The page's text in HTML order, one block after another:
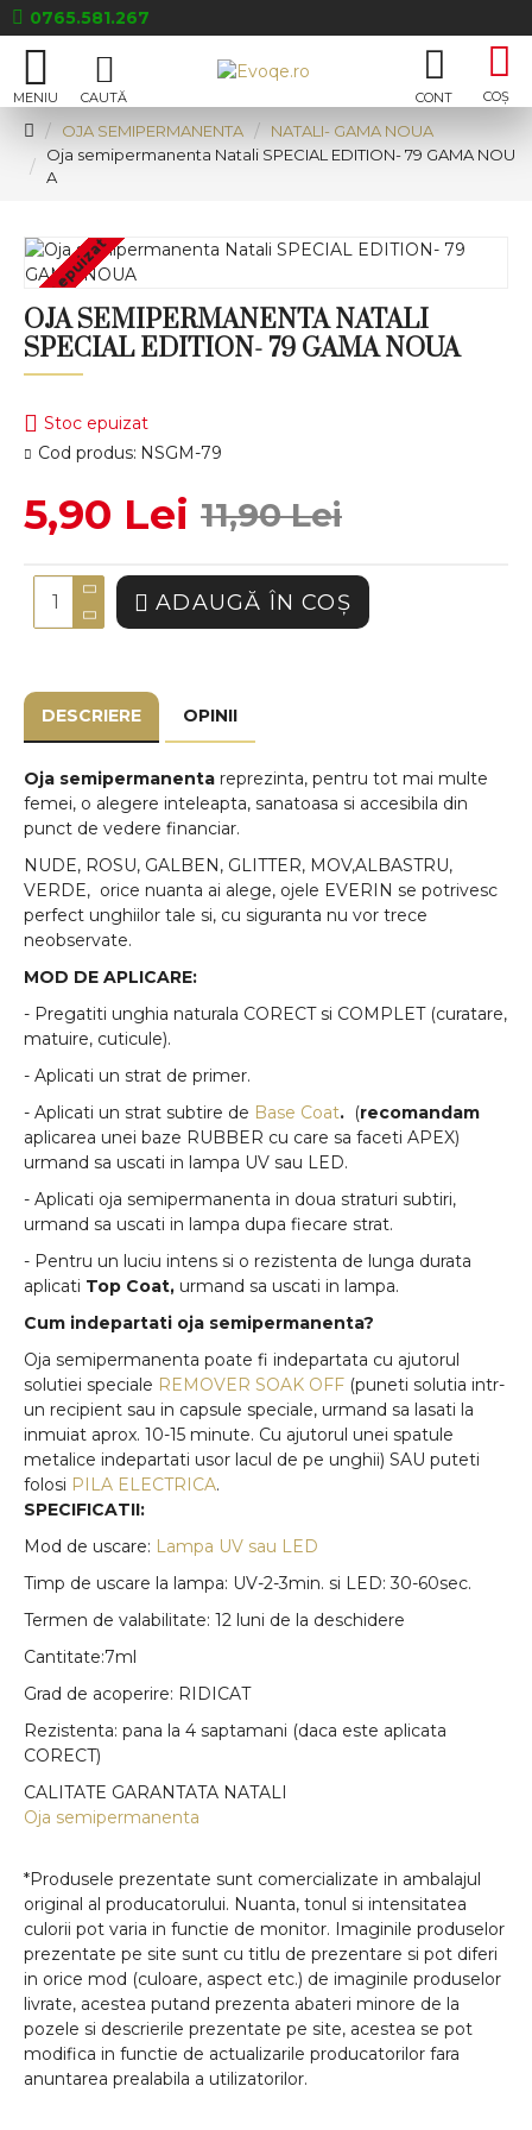
0765.581.267
OJA SEMIPERMANENTA
NATALI- GAMA NOUA
Oja semipermanenta Natali SPECIAL EDITION- 79 GAMA NOU
A
Stoc epuizat
OJA SEMIPERMANENTA NATALI
SPECIAL EDITION- 79 GAMA NOUA
Stoc epuizat
Cod produs: NSGM-79
5,90 Lei 11,90 Lei
ADAUGĂ ÎN COŞ
DESCRIERE OPINII
Oja semipermanenta reprezinta, pentru tot mai multe
femei, o alegere inteleapta, sanatoasa si accesibila din
punct de vedere financiar.
NUDE, ROSU, GALBEN, GLITTER, MOV,ALBASTRU,
VERDE, orice nuanta ai alege, ojele EVERIN se potrivesc
perfect unghiilor tale si, cu siguranta nu vor trece
neobservate.
MOD DE APLICARE:
- Pregatiti unghia naturala CORECT si COMPLET (curatare,
matuire, cuticule).
- Aplicati un strat de primer.
- Aplicati un strat subtire de Base Coat. (recomandam
aplicarea unei baze RUBBER cu care sa faceti APEX)
urmand sa uscati in lampa UV sau LED.
- Aplicati oja semipermanenta in doua straturi subtiri,
urmand sa uscati in lampa dupa fiecare strat.
- Pentru un luciu intens si o rezistenta de lunga durata
aplicati Top Coat, urmand sa uscati in lampa.
Cum indepartati oja semipermanenta?
Oja semipermanenta poate fi indepartata cu ajutorul
solutiei speciale REMOVER SOAK OFF (puneti solutia intr-
un recipient sau in capsule speciale, urmand sa lasati la
inmuiat aprox. 10-15 minute. Cu ajutorul unei spatule
metalice indepartati usor lacul de pe unghii) SAU puteti
folosi PILA ELECTRICA.
SPECIFICATII:
Mod de uscare: Lampa UV sau LED
Timp de uscare la lampa: UV-2-3min. si LED: 30-60sec.
Termen de valabilitate: 12 luni de la deschidere
Cantitate:7ml
Grad de acoperire: RIDICAT
Rezistenta: pana la 4 saptamani (daca este aplicata
CORECT)
CALITATE GARANTATA NATALI
Oja semipermanenta
*Produsele prezentate sunt comercializate in ambalajul
original al producatorului. Nuanta, tonul si intensitatea
culorii pot varia in functie de monitor. Imaginile produselor
prezentate pe site sunt cu titlu de prezentare si pot diferi
in orice mod (culoare, aspect etc.) de imaginile produselor
livrate, acestea putand prezenta abateri minore de la
pozele si descrierile prezentate pe site, acestea se pot
modifica in functie de actualizarile producatorilor fara
anuntarea prealabila a utilizatorilor.